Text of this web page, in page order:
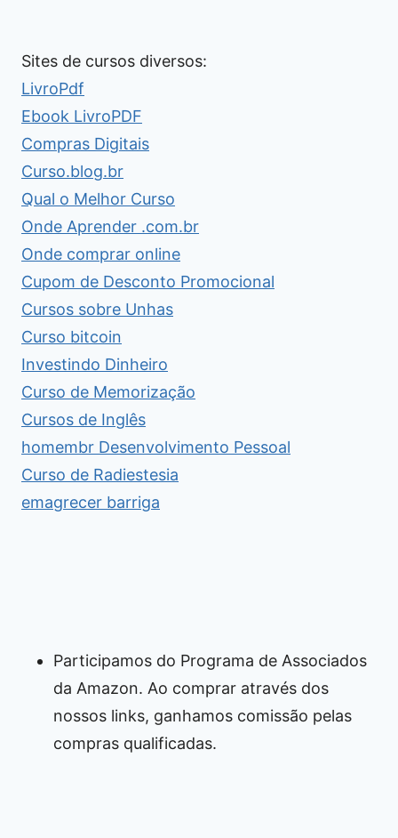
Sites de cursos diversos:
LivroPdf
Ebook LivroPDF
Compras Digitais
Curso.blog.br
Qual o Melhor Curso
Onde Aprender .com.br
Onde comprar online
Cupom de Desconto Promocional
Cursos sobre Unhas
Curso bitcoin
Investindo Dinheiro
Curso de Memorização
Cursos de Inglês
homembr Desenvolvimento Pessoal
Curso de Radiestesia
emagrecer barriga
Participamos do Programa de Associados
da Amazon. Ao comprar através dos
nossos links, ganhamos comissão pelas
compras qualificadas.